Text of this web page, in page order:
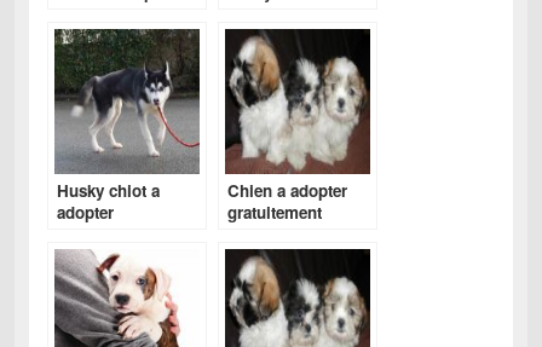
Husky chiot a
adopter
Chien a adopter
gratuitement